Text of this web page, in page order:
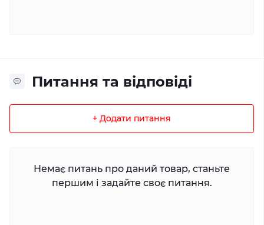
Питання та відповіді
+ Додати питання
Немає питань про даний товар, станьте
першим і задайте своє питання.